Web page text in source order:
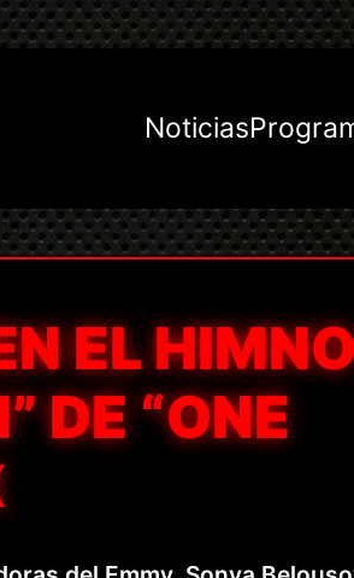
Noticias
EL
DE “ONE